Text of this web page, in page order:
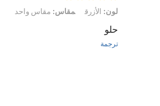
لون: الأزرق, مقاس: مقاس واحد
لون: الأزرق مقاس: مقاس واحد
حلو
ترجمة